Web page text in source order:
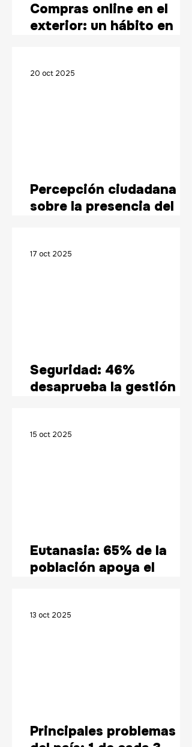
Compras online en el
exterior: un hábito en
Percepción ciudadana
sobre la presencia del
opiniones divididas
20 oct 2025
Seguridad: 46%
desaprueba la gestión en
corte
17 oct 2025
Eutanasia: 65% de la
población apoya el
15 oct 2025
Principales problemas
13 oct 2025